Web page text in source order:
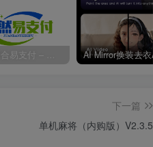
下一篇
单机麻将（内购版）V2.3.5